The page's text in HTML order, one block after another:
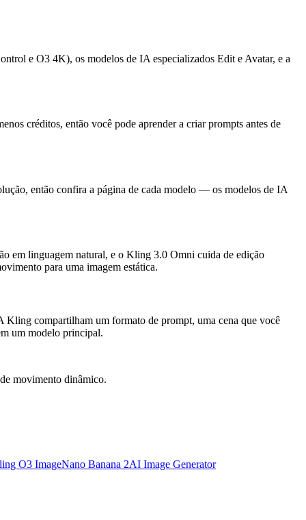
e O3 4K), os modelos de IA especializados Edit e Avatar, e a
créditos, então você pode aprender a criar prompts antes de
então confira a página de cada modelo — os modelos de IA
em linguagem natural, e o Kling 3.0 Omni cuida de edição
para uma imagem estática.
Kling compartilham um formato de prompt, uma cena que você
um modelo principal.
movimento dinâmico.
O3 ImageNano Banana 2AI Image Generator